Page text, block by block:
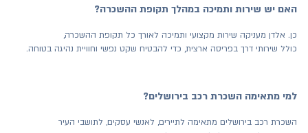
האם יש שירות ותמיכה במהלך תקופת ההשכרה?
כן. אלדן מעניקה שירות מקצועי ותמיכה לאורך כל תקופת ההשכרה,
כולל שירותי דרך בפריסה ארצית, כדי להבטיח שקט נפשי וחוויית נהיגה בטוחה.
למי מתאימה השכרת רכב בירושלים?
השכרת רכב בירושלים מתאימה לתיירים, לאנשי עסקים, לתושבי העיר